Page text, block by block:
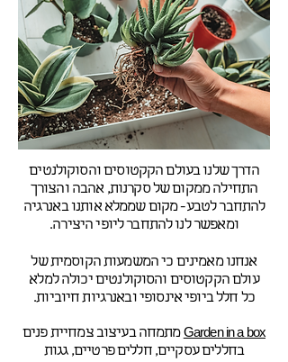
הדרך שלנו בעולם הקקטוסים והסוקולנטים
התחילה ממקום של סקרנות, אהבה והצורך
להתחבר לטבע- מקום שממלא אותנו באנרגיה
ומאפשר לנו להתחבר ליופי היצירה.
אנחנו מאמינים כי המשמעות הקוסמית של
עולם הקקטוסים והסוקולנטים יכולה למלא
כל חלל ביופי אינסופי ובאנרגיות חיוביות.
Garden in a boxמתמחה בעיצוב צמחיית פנים
בחללים עסקיים, חללים פרטיים, גגות